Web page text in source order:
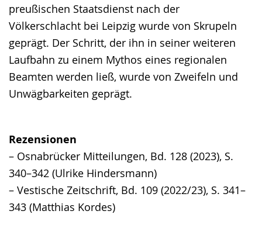
preußischen Staatsdienst nach der
Völkerschlacht bei Leipzig wurde von Skrupeln
geprägt. Der Schritt, der ihn in seiner weiteren
Laufbahn zu einem Mythos eines regionalen
Beamten werden ließ, wurde von Zweifeln und
Unwägbarkeiten geprägt.
Rezensionen
– Osnabrücker Mitteilungen, Bd. 128 (2023), S.
340–342 (Ulrike Hindersmann)
– Vestische Zeitschrift, Bd. 109 (2022/23), S. 341–
343 (Matthias Kordes)